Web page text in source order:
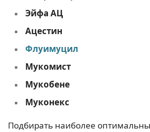
Эйфа АЦ
Ацестин
Флуимуцил
Мукомист
Мукобене
Муконекс
Подбирать наиболее